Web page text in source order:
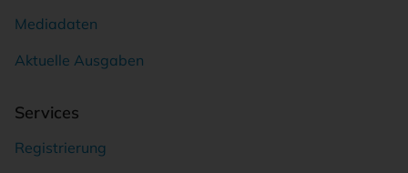
Mediadaten
Aktuelle Ausgaben
Services
Registrierung